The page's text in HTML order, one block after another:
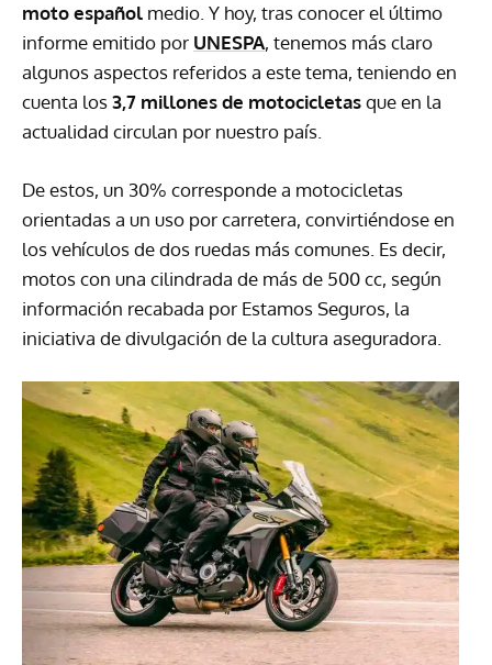
moto español medio. Y hoy, tras conocer el último
informe emitido por UNESPA, tenemos más claro
algunos aspectos referidos a este tema, teniendo en
cuenta los3,7 millones de motocicletasque en la
actualidad circulan por nuestro país.
De estos, un 30% corresponde a motocicletas
orientadas a un uso por carretera, convirtiéndose en
los vehículos de dos ruedas más comunes. Es decir,
motos con una cilindrada de más de 500 cc, según
información recabada por Estamos Seguros, la
iniciativa de divulgación de la cultura aseguradora.